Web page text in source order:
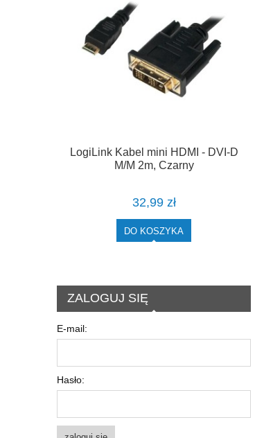
LogiLink Kabel mini HDMI - DVI-D
M/M 2m, Czarny
32,99 zł
DO KOSZYKA
ZALOGUJ SIĘ
E-mail:
Hasło: